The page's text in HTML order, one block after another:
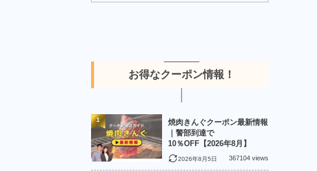
お得なクーポン情報！
焼肉きんぐクーポン最新情報
｜警部到達で
10％OFF【2026年8月】
2026年8月5日 367104 views
1